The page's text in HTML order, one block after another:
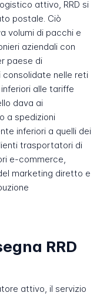
attivo, RRD si
postale. Ciò
volumi di pacchi e
aziendali con
paese di
nelle reti
alle tariffe
dava ai
a spedizioni
inferiori a quelli dei
trasportatori di
e-commerce,
marketing diretto e
RRD
attivo, il servizio